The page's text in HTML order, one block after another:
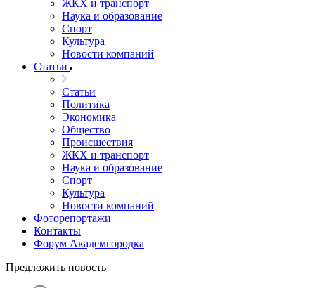
ЖКХ и транспорт
Наука и образование
Спорт
Культура
Новости компаний
Статьи
Статьи
Политика
Экономика
Общество
Происшествия
ЖКХ и транспорт
Наука и образование
Спорт
Культура
Новости компаний
Фоторепортажи
Контакты
Форум Академгородка
Предложить новость